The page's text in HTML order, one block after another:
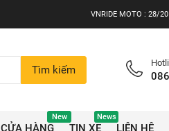
VNRIDE MOTO : 28/
Tìm kiếm
CỬA HÀNG
New
TIN XE
News
LIÊN HỆ